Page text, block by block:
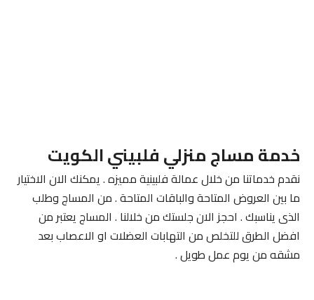
خدمة مساج منزلي فلبيني الكويت
نقدم خدماتنا من خلال عمالة فلبينية مميزه . يمكنك الان الاختيار
ما بين العروض المتاحة والباقات المتاحة . من المساج وطلب
الذى يناسبك . احجز الان جلستك من خلالنا . المساج يعتبر من
افضل الطرق للتخلص من التهابات العضلات او الاعصاب بعد
مشقه من يوم عمل طويل .